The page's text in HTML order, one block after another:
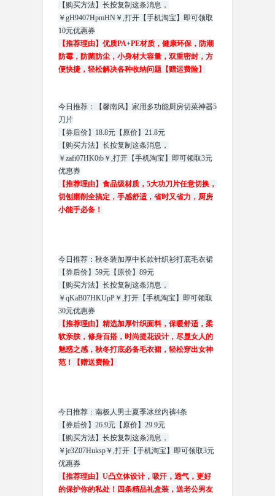
【购买方法】长按复制这条消息，
￥gH9407HpmHN￥,打开【手机淘宝】即可领取
10元优惠券
【推荐理由】优质PA+PE材质，健康环保，防潮
防霉，防菌防尘，小身材大容量，双重密封，方
便快捷，轻松解决各种收纳问题【赠运费险】
今日推荐：【馨南风】家用多功能厨房切菜神器5
刀片
【券后价】18.8元【原价】21.8元
【购买方法】长按复制这条消息，
￥zafi07HK0tb￥,打开【手机淘宝】即可领取3元
优惠券
【推荐理由】食品级材质，5大功刀片任意切换，
切刨磨削全搞定，手感舒适，省时又省力，厨房
小能手必备！
今日推荐：秋冬装加厚中长款针织衫打底毛衣裙
【券后价】59元【原价】89元
【购买方法】长按复制这条消息，
￥qKaB07HKUpP￥,打开【手机淘宝】即可领取
30元优惠券
【推荐理由】精选加厚针织面料，保暖舒适，柔
软亲肤，修身百搭，时尚提花设计，尽显女人的
魅惑之感，秋冬打底必备毛衣裙，轻松穿出女神
范！【赠送费险】
今日推荐：南极人男士夏季冰丝内裤4条
【券后价】26.9元【原价】29.9元
【购买方法】长按复制这条消息，
￥je3Z07Huksp￥,打开【手机淘宝】即可领取3元
优惠券
【推荐理由】U凸立体设计，吸汗，透气，更好
的保护你的私处！四条精品礼盒装，送老公男友